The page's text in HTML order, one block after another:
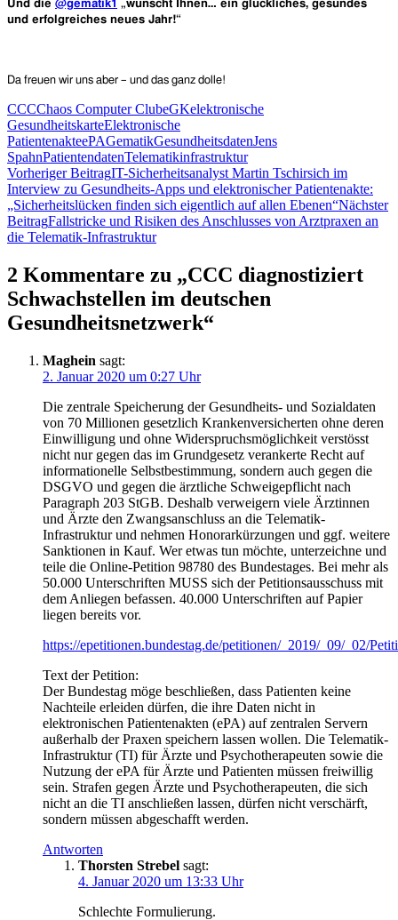
Und die @gematik1
„wünscht Ihnen… ein glückliches, gesundes
und erfolgreiches neues Jahr!“
Da freuen wir uns aber – und das ganz dolle!
CCCChaos Computer ClubeGKelektronische
GesundheitskarteElektronische
PatientenakteePAGematikGesundheitsdatenJens
SpahnPatientendatenTelematikinfrastruktur
Beitragsnavigation
Vorheriger BeitragIT-Sicherheitsanalyst Martin Tschirsich im
Interview zu Gesundheits-Apps und elektronischer Patientenakte:
„Sicherheitslücken finden sich eigentlich auf allen Ebenen“Nächster
BeitragFallstricke und Risiken des Anschlusses von Arztpraxen an
die Telematik-Infrastruktur
2 Kommentare zu „CCC diagnostiziert
Schwachstellen im deutschen
Gesundheitsnetzwerk“
Maghein sagt:
2. Januar 2020 um 0:27 Uhr
Die zentrale Speicherung der Gesundheits- und Sozialdaten
von 70 Millionen gesetzlich Krankenversicherten ohne deren
Einwilligung und ohne Widerspruchsmöglichkeit verstösst
nicht nur gegen das im Grundgesetz verankerte Recht auf
informationelle Selbstbestimmung, sondern auch gegen die
DSGVO und gegen die ärztliche Schweigepflicht nach
Paragraph 203 StGB. Deshalb verweigern viele Ärztinnen
und Ärzte den Zwangsanschluss an die Telematik-
Infrastruktur und nehmen Honorarkürzungen und ggf. weitere
Sanktionen in Kauf. Wer etwas tun möchte, unterzeichne und
teile die Online-Petition 98780 des Bundestages. Bei mehr als
50.000 Unterschriften MUSS sich der Petitionsausschuss mit
dem Anliegen befassen. 40.000 Unterschriften auf Papier
liegen bereits vor.
https://epetitionen.bundestag.de/petitionen/_2019/_09/_02/
Text der Petition:
Der Bundestag möge beschließen, dass Patienten keine
Nachteile erleiden dürfen, die ihre Daten nicht in
elektronischen Patientenakten (ePA) auf zentralen Servern
außerhalb der Praxen speichern lassen wollen. Die Telematik-
Infrastruktur (TI) für Ärzte und Psychotherapeuten sowie die
Nutzung der ePA für Ärzte und Patienten müssen freiwillig
sein. Strafen gegen Ärzte und Psychotherapeuten, die sich
nicht an die TI anschließen lassen, dürfen nicht verschärft,
sondern müssen abgeschafft werden.
Antworten
Thorsten Strebel sagt:
4. Januar 2020 um 13:33 Uhr
Schlechte Formulierung.